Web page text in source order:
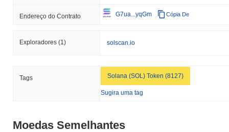
Endereço do Contrato G7ua...yqGm Cópia De
Exploradores (1) solscan.io
Tags Solana (SOL) Token (8127)
Sugira uma tag
Moedas Semelhantes